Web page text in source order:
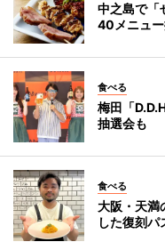
中之島で
40メニュ
食べる
梅田「
抽選会も
食べる
大阪・天満
した復刻パ